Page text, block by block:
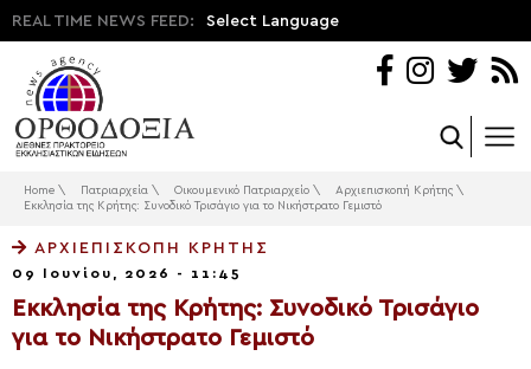
REAL TIME NEWS FEED: Select Language
Home \ Πατριαρχεία \ Οικουμενικό Πατριαρχείο \ Αρχιεπισκοπή Κρήτης \
Εκκλησία της Κρήτης: Συνοδικό Τρισάγιο για το Νικήστρατο Γεμιστό
ΑΡΧΙΕΠΙΣΚΟΠΉ ΚΡΉΤΗΣ
09 Ιουνίου, 2026 - 11:45
Εκκλησία της Κρήτης: Συνοδικό Τρισάγιο
για το Νικήστρατο Γεμιστό